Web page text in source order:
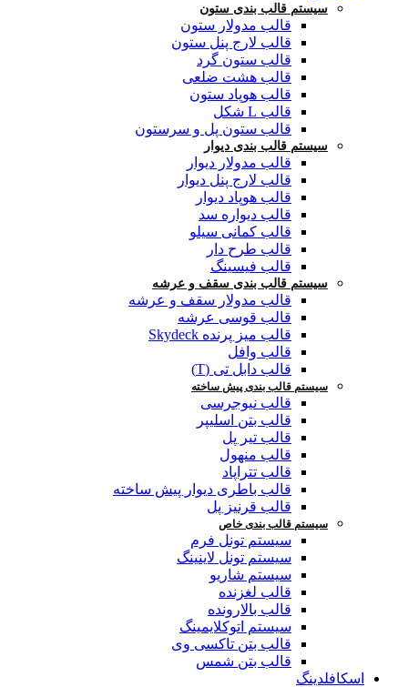
سیستم قالب بندی ستون
قالب مدولار ستون
قالب لارج پنل ستون
قالب ستون گرد
قالب هشت ضلعی
قالب هوپاد ستون
قالب L شکل
قالب ستون پل و سرستون
سیستم قالب بندی دیوار
قالب مدولار دیوار
قالب لارج پنل دیوار
قالب هوپاد دیوار
قالب دیواره سد
قالب کمانی سیلو
قالب طرح دار
قالب فیسینگ
سیستم قالب بندی سقف و عرشه
قالب مدولار سقف و عرشه
قالب قوسی عرشه
قالب میز پرنده Skydeck
قالب وافل
قالب دابل تی (T)
سیستم قالب بندی پیش ساخته
قالب نیوجرسی
قالب بتن اسلیپر
قالب تیر پل
قالب منهول
قالب تتراپاد
قالب باطری دیوار پیش ساخته
قالب قرنیز پل
سیستم قالب بندی خاص
سیستم تونل فرم
سیستم تونل لاینینگ
سیستم شاریو
قالب لغزنده
قالب بالارونده
سیستم اتوکلایمینگ
قالب بتن تاکسی وی
قالب بتن شمس
اسکافلدینگ